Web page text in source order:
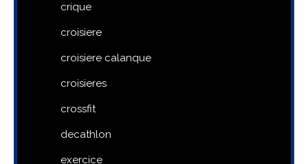
crique
croisiere
croisiere calanque
croisieres
crossfit
decathlon
exercice